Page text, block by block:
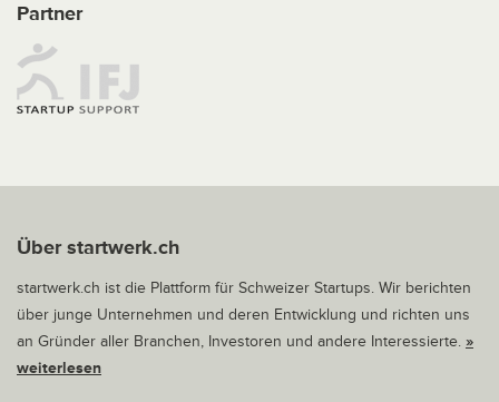
Partner
Über startwerk.ch
startwerk.ch ist die Plattform für Schweizer Startups. Wir berichten
über junge Unternehmen und deren Entwicklung und richten uns
an Gründer aller Branchen, Investoren und andere Interessierte. »
weiterlesen